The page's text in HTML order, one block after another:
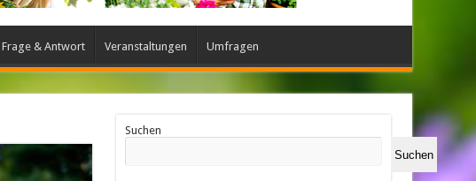
Frage & Antwort Veranstaltungen Umfragen
Suchen
Suchen